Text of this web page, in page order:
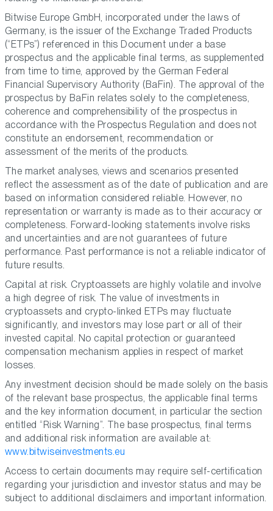
Bitwise Europe GmbH, incorporated under the laws of
Germany, is the issuer of the Exchange Traded Products
(“ETPs”) referenced in this Document under a base
prospectus and the applicable final terms, as supplemented
from time to time, approved by the German Federal
Financial Supervisory Authority (BaFin). The approval of the
prospectus by BaFin relates solely to the completeness,
coherence and comprehensibility of the prospectus in
accordance with the Prospectus Regulation and does not
constitute an endorsement, recommendation or
assessment of the merits of the products.
The market analyses, views and scenarios presented
reflect the assessment as of the date of publication and are
based on information considered reliable. However, no
representation or warranty is made as to their accuracy or
completeness. Forward-looking statements involve risks
and uncertainties and are not guarantees of future
performance. Past performance is not a reliable indicator of
future results.
Capital at risk. Cryptoassets are highly volatile and involve
a high degree of risk. The value of investments in
cryptoassets and crypto-linked ETPs may fluctuate
significantly, and investors may lose part or all of their
invested capital. No capital protection or guaranteed
compensation mechanism applies in respect of market
losses.
Any investment decision should be made solely on the basis
of the relevant base prospectus, the applicable final terms
and the key information document, in particular the section
entitled “Risk Warning”. The base prospectus, final terms
and additional risk information are available at:
www.bitwiseinvestments.eu
Access to certain documents may require self-certification
regarding your jurisdiction and investor status and may be
subject to additional disclaimers and important information.